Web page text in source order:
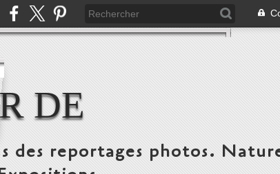
DE
des reportages photos.